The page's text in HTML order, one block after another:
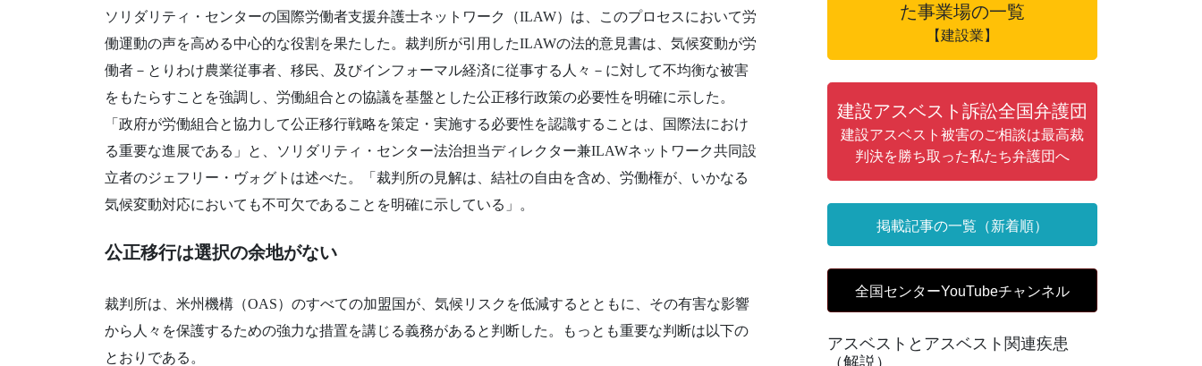
ソリダリティ・センターの国際労働者支援弁護士ネットワーク（ILAW）は、このプロセスにおいて労
働運動の声を高める中心的な役割を果たした。裁判所が引用したILAWの法的意見書は、気候変動が労
働者－とりわけ農業従事者、移民、及びインフォーマル経済に従事する人々－に対して不均衡な被害
をもたらすことを強調し、労働組合との協議を基盤とした公正移行政策の必要性を明確に示した。
「政府が労働組合と協力して公正移行戦略を策定・実施する必要性を認識することは、国際法におけ
る重要な進展である」と、ソリダリティ・センター法治担当ディレクター兼ILAWネットワーク共同設
立者のジェフリー・ヴォグトは述べた。「裁判所の見解は、結社の自由を含め、労働権が、いかなる
気候変動対応においても不可欠であることを明確に示している」。
公正移行は選択の余地がない
裁判所は、米州機構（OAS）のすべての加盟国が、気候リスクを低減するとともに、その有害な影響
から人々を保護するための強力な措置を講じる義務があると判断した。もっとも重要な判断は以下の
とおりである。
た事業場の一覧
【建設業】
建設アスベスト訴訟全国弁護団
建設アスベスト被害のご相談は最高裁
判決を勝ち取った私たち弁護団へ
掲載記事の一覧（新着順）
全国センターYouTubeチャンネル
アスベストとアスベスト関連疾患
（解説）